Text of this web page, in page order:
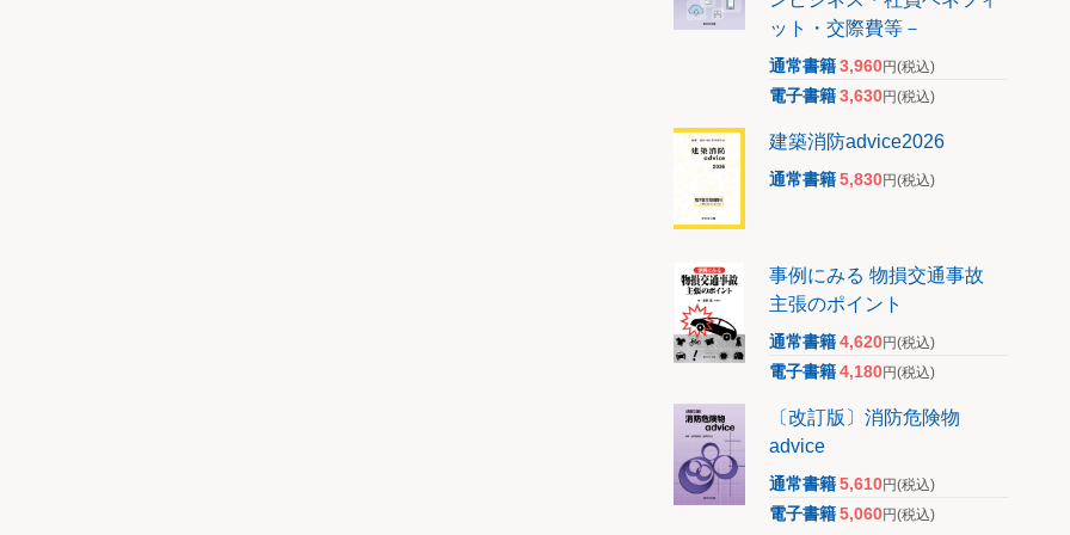
ット・交際費等－
通常書籍3,960円(税込)
電子書籍3,630円(税込)
建築消防advice2026
通常書籍5,830円(税込)
事例にみる 物損交通事故
主張のポイント
通常書籍4,620円(税込)
電子書籍4,180円(税込)
〔改訂版〕消防危険物
advice
通常書籍5,610円(税込)
電子書籍5,060円(税込)